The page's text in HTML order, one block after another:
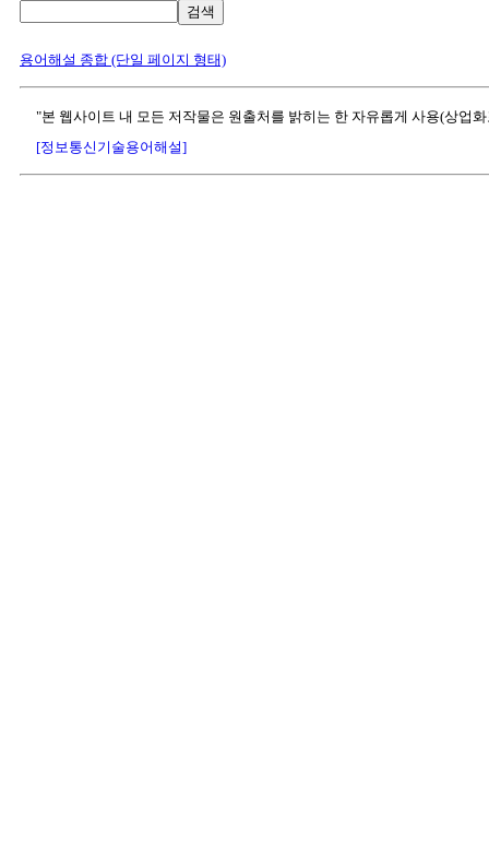
검색
용어해설 종합 (단일 페이지 형태)
"본 웹사이트 내 모든 저작물은 원출처를 밝히는 한 자유롭게 사용(상업
[정보통신기술용어해설]